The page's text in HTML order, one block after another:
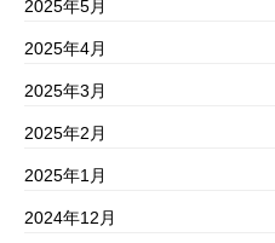
2025年5月
2025年4月
2025年3月
2025年2月
2025年1月
2024年12月